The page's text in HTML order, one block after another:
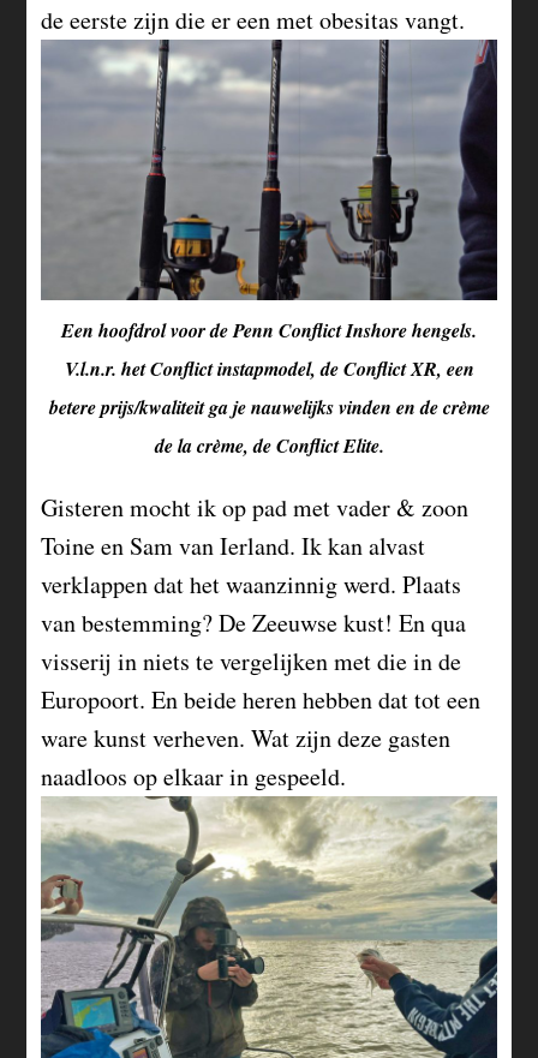
de eerste zijn die er een met obesitas vangt.
Een hoofdrol voor de Penn Conflict Inshore hengels.
V.l.n.r. het Conflict instapmodel, de Conflict XR, een
betere prijs/kwaliteit ga je nauwelijks vinden en de crème
de la crème, de Conflict Elite.
Gisteren mocht ik op pad met vader & zoon
Toine en Sam van Ierland. Ik kan alvast
verklappen dat het waanzinnig werd. Plaats
van bestemming? De Zeeuwse kust! En qua
visserij in niets te vergelijken met die in de
Europoort. En beide heren hebben dat tot een
ware kunst verheven. Wat zijn deze gasten
naadloos op elkaar in gespeeld.